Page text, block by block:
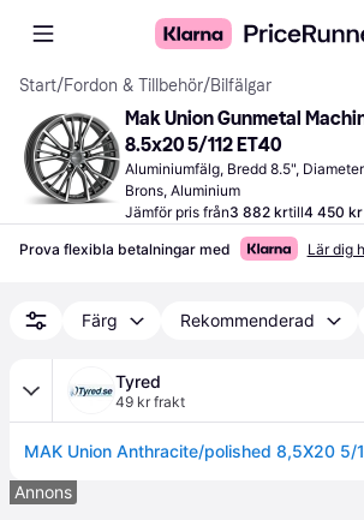
Start/Fordon & Tillbehör/Bilfälgar
Mak Union Gunmetal
8.5x20 5/112 ET40
Aluminiumfälg, Bredd 8.5",
Brons, Aluminium
Jämför pris från3 882 krtill4 450 kr
Prova flexibla betalningar med Lär dig
Färg Rekommenderad
Tyred
49 kr frakt
Annons